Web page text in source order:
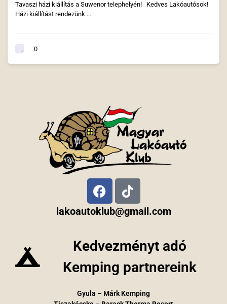
Tavaszi házi kiállítás a Suwenor telephelyén! Kedves Lakóautósok!
Házi kiállítást rendezünk …
0
lakoautoklub@gmail.com
Kedvezményt adó
Kemping partnereink
Gyula – Márk Kemping